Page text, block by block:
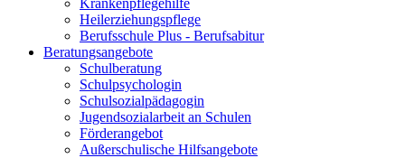
Heilerziehungspflege
Berufsschule Plus - Berufsabitur
Beratungsangebote
Schulberatung
Schulpsychologin
Schulsozialpädagogin
Jugendsozialarbeit an Schulen
Förderangebot
Außerschulische Hilfsangebote